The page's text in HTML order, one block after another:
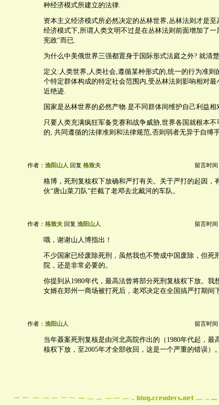
种经济模式所建立的法律.
资本主义经济模式所必然决定的丛林世界,丛林法则才是
经济模式下,所谓人类文明不过是在丛林法则前面增加了
宪政"而已.
为什么中美俄世界三强都置身于国际形式法庭之外? 就清
定义:人类世界,人类社会,遵循某种形式的,统一的行为准则
个特定群体构成的特定社会范围内,受丛林法则影响相对最
近绝迹.
国家是丛林世界的必然产物.是不同群体间维护自己利益
只要人类充满疯狂军备竞赛和战争威胁,世界各国就根本
的, 共同遵循的法律准则和法律规范,否则弱者无异于自缚
作者： 渔阳山人 回复 格致夫 留言时间
格博，死刑复核权下放确和严打有关。关于严打的起因，
伙“唐山菜刀队”拦截了老邓去北戴河的车队。
作者： 格致夫 回复 渔阳山人 留言时间
哦，谢谢山人博指出！
不少国家已经废除死刑，虽然我也不赞成中国废除，但死
院，还是非常必要的。
你提到从1980年代，最高法曾将部分死刑复核权下放。我
女婿在郑州一商场被打死后，老邓决定在全国搞严打期间
作者： 渔阳山人 留言时间
当年聂案死刑复核是由河北高院作出的（1980年代起，最
核权下放，至2005年才全部收回，这是一个严重的错误）